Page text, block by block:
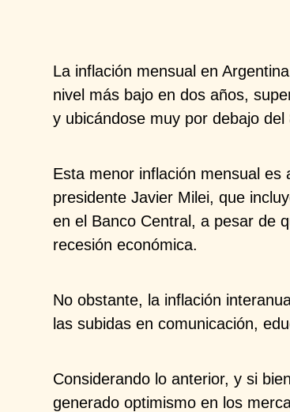
La inflación mensual en
nivel más bajo en dos años,
y ubicándose muy por debajo del
Esta menor inflación mensual
presidente Javier Milei, que
en el Banco Central, a pesar de
recesión económica. ​
No obstante, la inflación
las subidas en comunicación,
Considerando lo anterior, y si
generado optimismo en los